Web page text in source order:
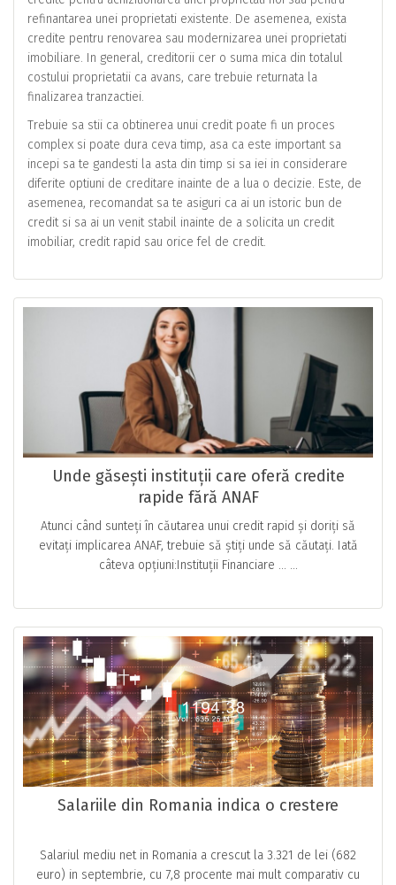
refinantarea unei proprietati existente. De asemenea, exista
credite pentru renovarea sau modernizarea unei proprietati
imobiliare. In general, creditorii cer o suma mica din totalul
costului proprietatii ca avans, care trebuie returnata la
finalizarea tranzactiei.
Trebuie sa stii ca obtinerea unui credit poate fi un proces
complex si poate dura ceva timp, asa ca este important sa
incepi sa te gandesti la asta din timp si sa iei in considerare
diferite optiuni de creditare inainte de a lua o decizie. Este, de
asemenea, recomandat sa te asiguri ca ai un istoric bun de
credit si sa ai un venit stabil inainte de a solicita un credit
imobiliar, credit rapid sau orice fel de credit.
Unde găsești instituții care oferă credite
rapide fără ANAF
Atunci când sunteți în căutarea unui credit rapid și doriți să
evitați implicarea ANAF, trebuie să știți unde să căutați. Iată
câteva opțiuni:Instituții Financiare … ...
Salariile din Romania indica o crestere
Salariul mediu net in Romania a crescut la 3.321 de lei (682
euro) in septembrie, cu 7,8 procente mai mult comparativ cu